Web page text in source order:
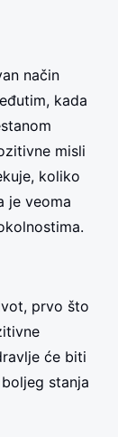
način
kada
misli
koliko
je veoma
prvo što
će biti
stanja